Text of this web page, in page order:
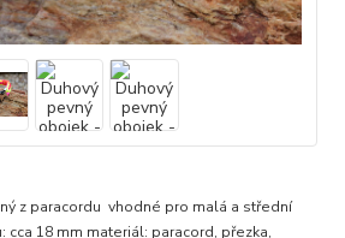
z paracordu vhodné pro malá a střední
18 mm materiál: paracord, přezka,